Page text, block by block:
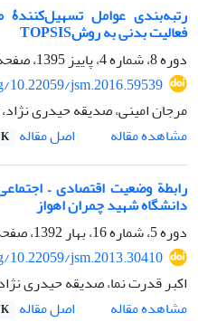
رتبه‌بندی عوامل
فعالیت بدنی به روشTOPSIS
دوره 8، شماره 4، پاییز 1395، صفحه
jsm.2016.59539
مرجان امینی، صدیقه حیدری
مشاهده مقاله
اصل مقاله
رابطة وضعیت اقتصادی –
دانشگاه شهید چمران اهواز
دوره 5، شماره 16، بهار 1392، صفحه
jsm.2013.30410
اکبر قدرت نما، صدیقه حیدری
مشاهده مقاله
اصل مقاله